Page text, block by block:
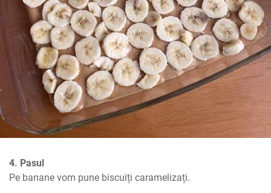
4. Pasul
Pe banane vom pune biscuiți caramelizați.